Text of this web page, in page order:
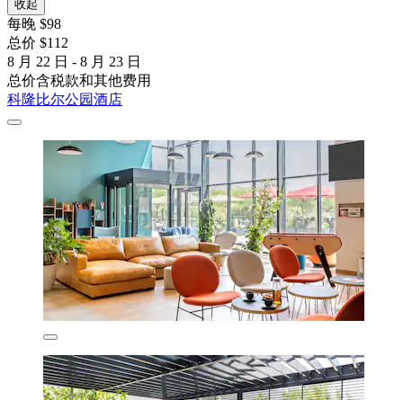
收起
每晚 $98
总价 $112
8 月 22 日 - 8 月 23 日
总价含税款和其他费用
科隆比尔公园酒店